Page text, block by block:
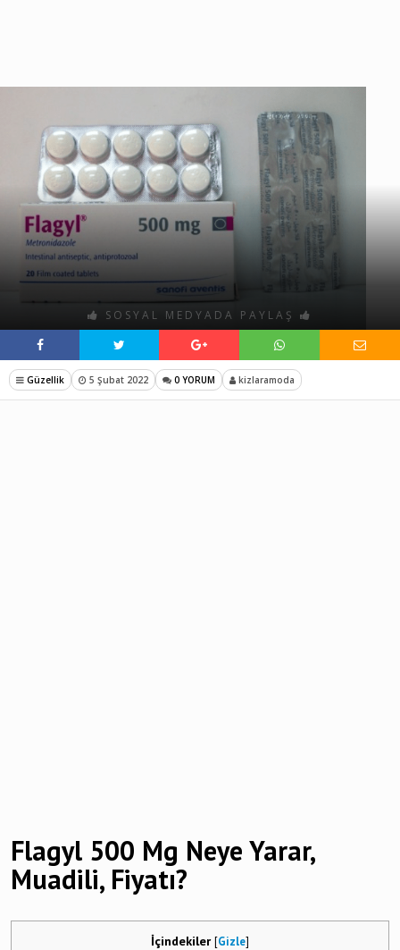
SOSYAL MEDYADA PAYLAŞ
Güzellik 5 Şubat 2022 0 YORUM kizlaramoda
Flagyl 500 Mg Neye Yarar,
Muadili, Fiyatı?
İçindekiler [Gizle]